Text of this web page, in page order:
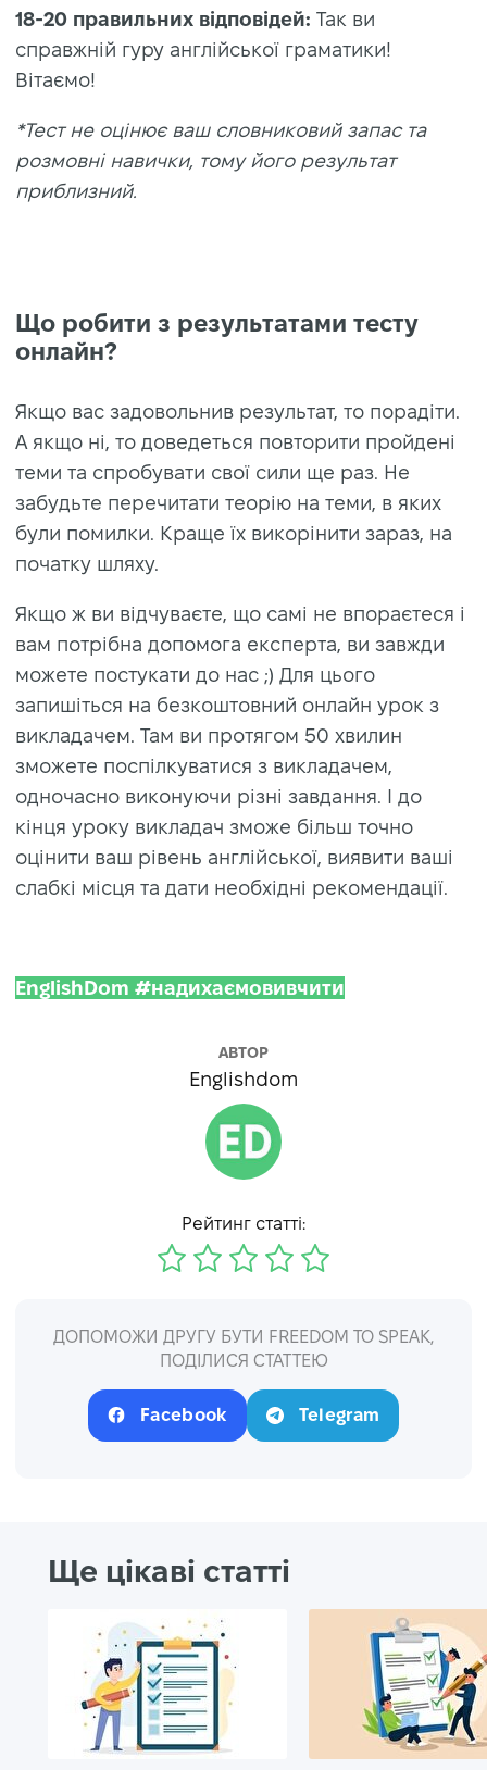
18-20 правильних відповідей: Так ви
справжній гуру англійської граматики!
Вітаємо!
*Тест не оцінює ваш словниковий запас та
розмовні навички, тому його результат
приблизний.
Що робити з результатами тесту
онлайн?
Якщо вас задовольнив результат, то порадіти.
А якщо ні, то доведеться повторити пройдені
теми та спробувати свої сили ще раз. Не
забудьте перечитати теорію на теми, в яких
були помилки. Краще їх викорінити зараз, на
початку шляху.
Якщо ж ви відчуваєте, що самі не впораєтеся і
вам потрібна допомога експерта, ви завжди
можете постукати до нас ;) Для цього
запишіться на безкоштовний онлайн урок з
викладачем. Там ви протягом 50 хвилин
зможете поспілкуватися з викладачем,
одночасно виконуючи різні завдання. І до
кінця уроку викладач зможе більш точно
оцінити ваш рівень англійської, виявити ваші
слабкі місця та дати необхідні рекомендації.
EnglishDom #надихаємовивчити
АВТОР
Englishdom
Рейтинг статті:
ДОПОМОЖИ ДРУГУ БУТИ FREEDOM TO SPEAK,
ПОДІЛИСЯ СТАТТЕЮ
Facebook Telegram
Ще цікаві статті